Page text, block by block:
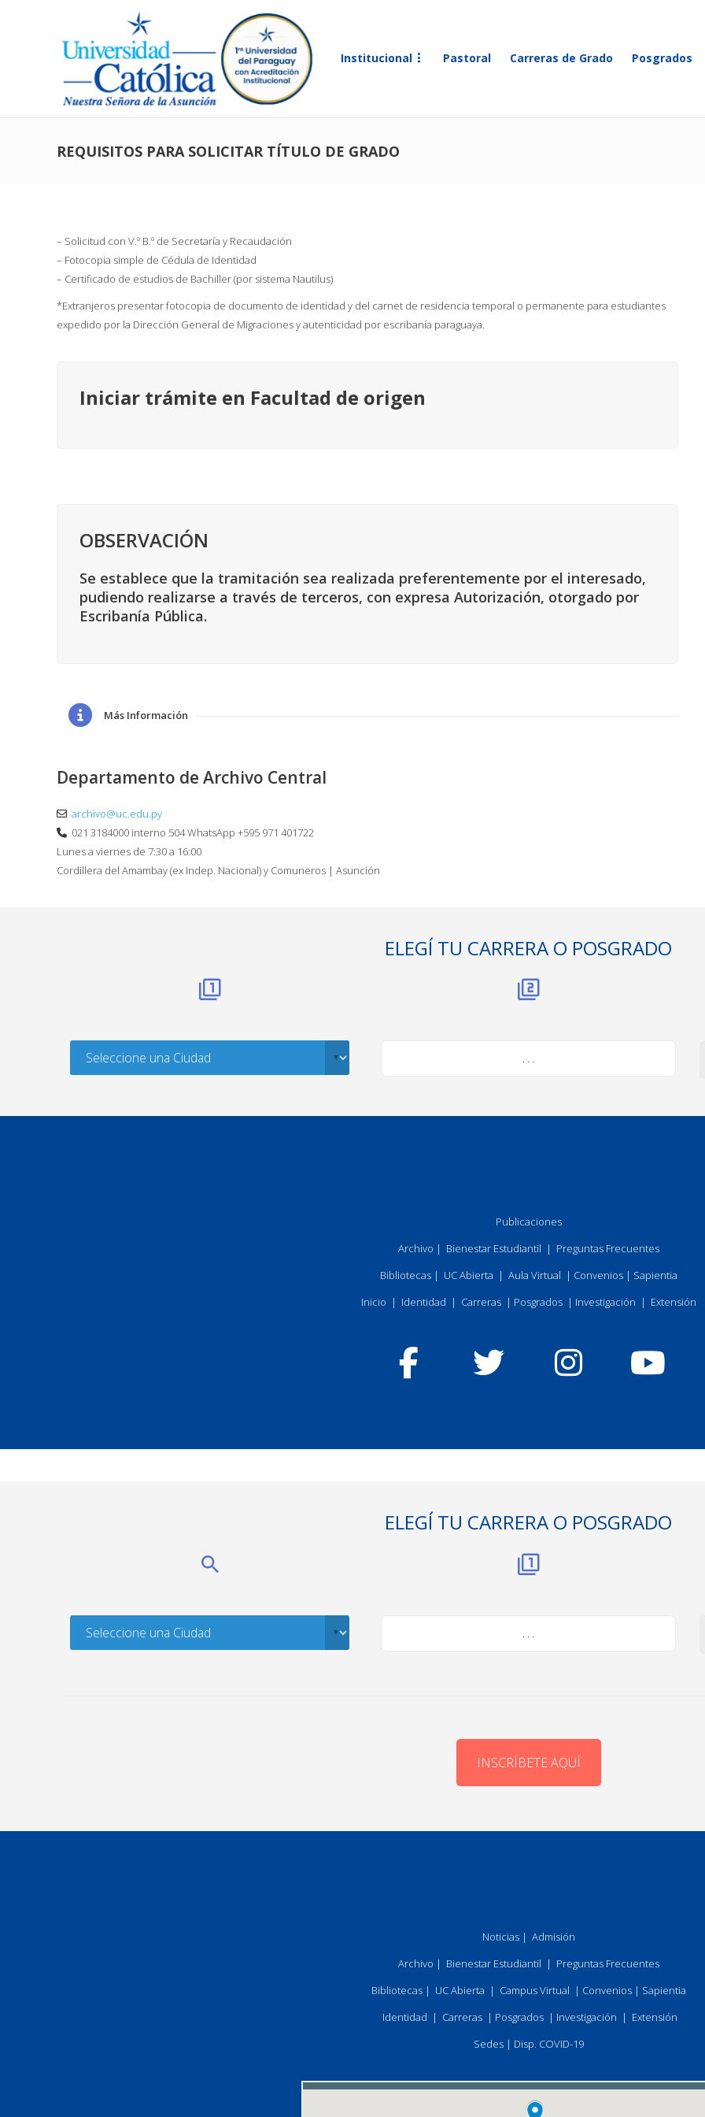
Institucional Pastoral Carreras de Grado Posgrados
REQUISITOS PARA SOLICITAR TÍTULO DE GRADO
– Solicitud con V.º B.º de Secretaría y Recaudación
– Fotocopia simple de Cédula de Identidad
– Certificado de estudios de Bachiller (por sistema Nautilus)
*Extranjeros presentar fotocopia de documento de identidad y del carnet de residencia temporal o permanente para estudiantes
expedido por la Dirección General de Migraciones y autenticidad por escribanía paraguaya.
Iniciar trámite en Facultad de origen
OBSERVACIÓN
Se establece que la tramitación sea realizada preferentemente por el interesado,
pudiendo realizarse a través de terceros, con expresa Autorización, otorgado por
Escribanía Pública.
Más Información
Departamento de Archivo Central
archivo@uc.edu.py
021 3184000 interno 504 WhatsApp +595 971 401722
Lunes a viernes de 7:30 a 16:00
Cordillera del Amambay (ex Indep. Nacional) y Comuneros | Asunción
ELEGÍ TU CARRERA O POSGRADO
. . .
Publicaciones
Archivo | Bienestar Estudiantil | Preguntas Frecuentes
Bibliotecas| UC Abierta | Aula Virtual | Convenios| Sapientia
Inicio | Identidad | Carreras| Posgrados| Investigación | Extensión
ELEGÍ TU CARRERA O POSGRADO
INSCRÍBETE AQUÍ
Noticias| Admisión
Archivo | Bienestar Estudiantil | Preguntas Frecuentes
Bibliotecas| UC Abierta | Campus Virtual | Convenios| Sapientia
Identidad | Carreras| Posgrados| Investigación | Extensión
Sedes| Disp. COVID-19